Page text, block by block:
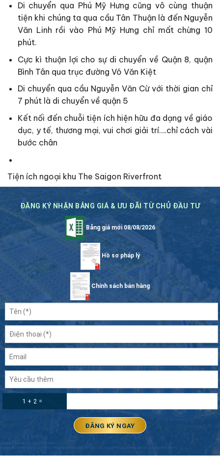
Di chuyển qua Phú Mỹ Hưng cũng vô cùng thuận
tiện khi chúng ta qua cầu Tân Thuận là đến Nguyễn
Văn Linh rồi vào Phú Mỹ Hưng chỉ mất chừng 10
phút.
Cực kì thuận lợi cho sự di chuyển về Quận 8, quận
Bình Tân qua trục đường Võ Văn Kiệt
Di chuyển qua cầu Nguyễn Văn Cừ với thời gian chỉ
7 phút là di chuyển về quận 5
Kết nối đến chuỗi tiện ích hiện hữu đa dạng về giáo
dục, y tế, thương mại, vui chơi giải trí….chỉ cách vài
bước chân
Tiện ích ngoại khu The Saigon Riverfront
ĐĂNG KÝ NHẬN BẢNG GIÁ & ƯU ĐÃI TỪ CHỦ ĐẦU TƯ
Bảng giá mới 08/08/2026
Hồ sơ pháp lý
Chính sách bán hàng
1 + 2 =